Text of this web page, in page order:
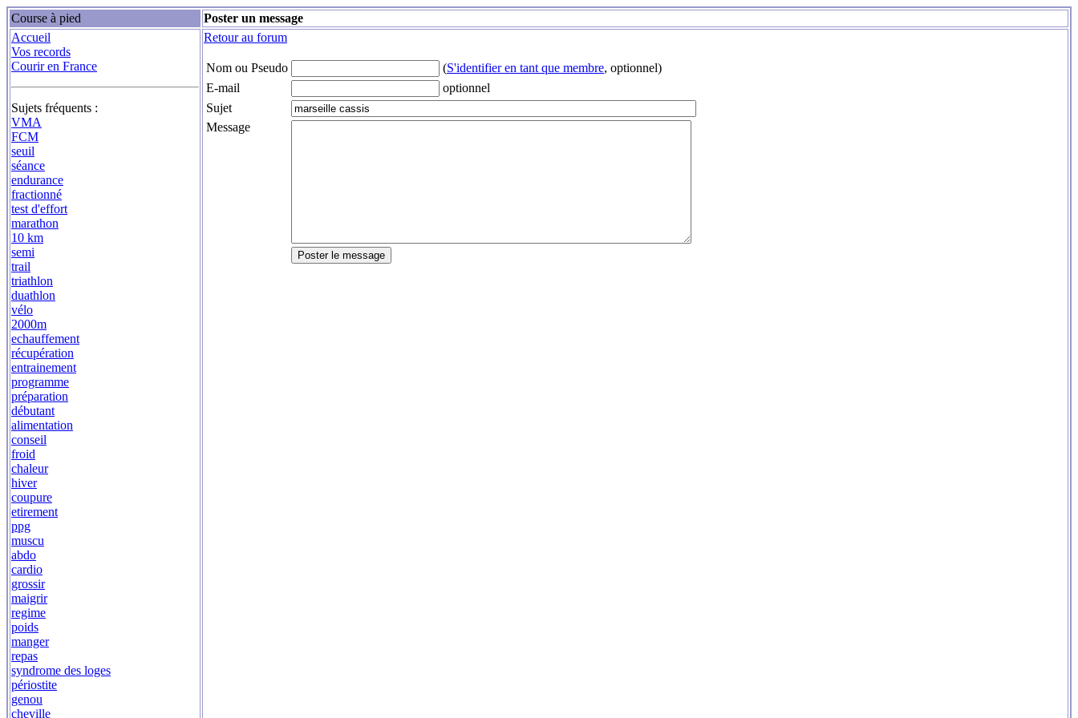
Course à pied
Poster un message
Accueil
Vos records
Courir en France
Sujets fréquents :
VMA
FCM
seuil
séance
endurance
fractionné
test d'effort
marathon
10 km
semi
trail
triathlon
duathlon
vélo
2000m
echauffement
récupération
entrainement
programme
préparation
débutant
alimentation
conseil
froid
chaleur
hiver
coupure
etirement
ppg
muscu
abdo
cardio
grossir
maigrir
regime
poids
manger
repas
syndrome des loges
périostite
genou
cheville
Retour au forum
Nom ou Pseudo (S'identifier en tant que membre, optionnel)
E-mail
optionnel
Sujet
Message